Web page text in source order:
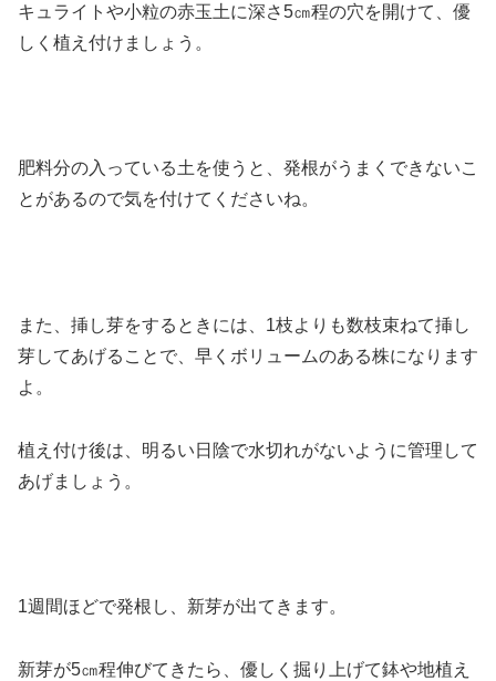
キュライトや小粒の赤玉土に深さ5㎝程の穴を開けて、優
しく植え付けましょう。
肥料分の入っている土を使うと、発根がうまくできないこ
とがあるので気を付けてくださいね。
また、挿し芽をするときには、1枝よりも数枝束ねて挿し
芽してあげることで、早くボリュームのある株になります
よ。
植え付け後は、明るい日陰で水切れがないように管理して
あげましょう。
1週間ほどで発根し、新芽が出てきます。
新芽が5㎝程伸びてきたら、優しく掘り上げて鉢や地植え